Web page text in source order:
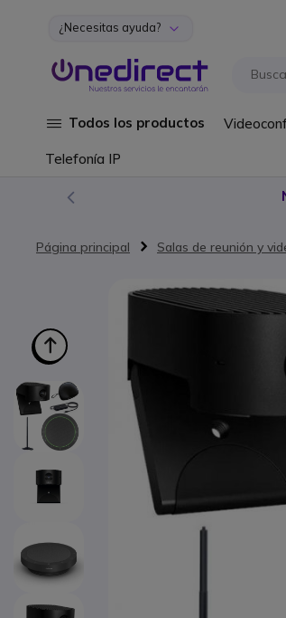
Ir al contenido
¿Necesitas ayuda?
Todos los productos
Telefonía IP
Página principal Salas de reunión y
Saltar al final de la galería de imágenes